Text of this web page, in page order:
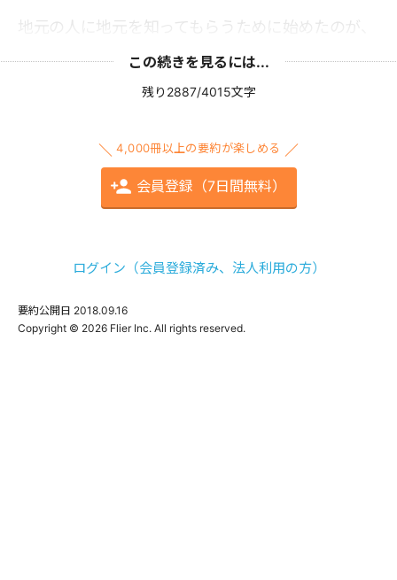
地元の人に地元を知ってもらうために始めたのが、
この続きを見るには...
残り2887/4015文字
4,000冊以上の要約が楽しめる
会員登録（7日間無料）
ログイン（会員登録済み、法人利用の方）
要約公開日 2018.09.16